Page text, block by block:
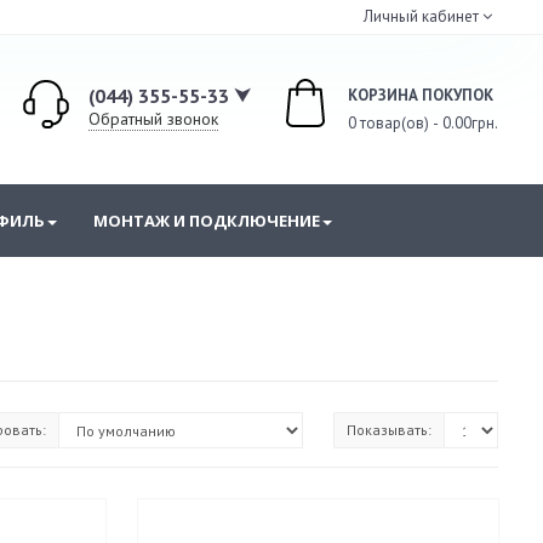
Личный кабинет
(044) 355-55-33 ⮟
Обратный звонок
КОРЗИНА ПОКУПОК
0 товар(ов) - 0.00грн.
МОНТАЖ И ПОДКЛЮЧЕНИЕ
Показывать: